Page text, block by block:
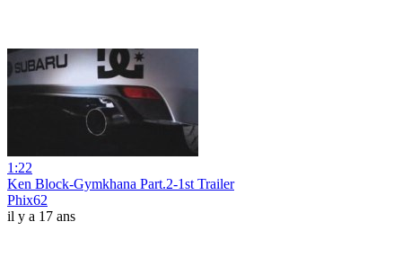
1:22
Ken Block-Gymkhana Part.2-1st Trailer
Phix62
il y a 17 ans